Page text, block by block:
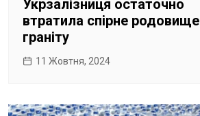
Укрзалізниця остаточно
втратила спірне родовище
граніту
11 Жовтня, 2024